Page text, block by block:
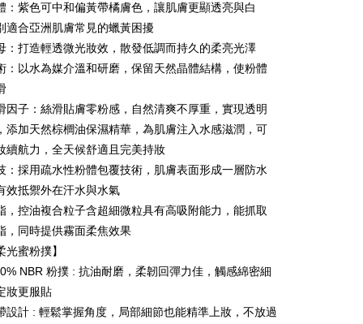
Perkhidmatan AFTEE Beli Sekarang Bayar
memilih AFTEE sebagai kaedah pembayaran, mesej
AFTEE akan muncul.
meneruskan pembayaran selepas pengesahan SMS.
diperlukan apabila pesanan disahkan. Produk akan
pesanan disahkan, anda akan menerima SMS pembayaran
aplikasi akan menerima pemberitahuan tolak aplikasi
diperlukan apabila anda menerima produk. Sila buat
di empat kedai serbaneka utama, ATM atau perbankan
dengan SMS pembayaran atau pemberitahuan tolak
bahawa tempoh pembayaran adalah 14 hari. Walau
bagi mereka yang telah memuat turun Aplikasi AFTEE
sehingga 45 hari.
ATM
款
| Penghantaran percuma untuk pesanan
lebih
取貨
| Penghantaran percuma untuk pesanan
lebih
付款
| Penghantaran percuma untuk pesanan
：紫色可中和偏黃帶橘膚色，讓肌膚更顯透亮與白
適合亞洲肌膚常見的蠟黃困擾
：打造輕透微光妝效，散發低調而持久的柔亮光澤
：以水為媒介溫和研磨，保留天然晶體結構，使粉體
因子：絲滑貼膚零粉感，自然清爽不厚重，實現透明
添加天然棕櫚油保濕精華，為肌膚注入水感滋潤，可
續航力，全天候舒適且完美持妝
：採用疏水性粉體包覆技術，肌膚表面形成一層防水
效抵禦外在汗水與水氣
，控油複合粒子含超細微粒具有高吸附能力，能抓取
，同時提供霧面柔焦效果
光蜜粉撲】
NBR 粉撲 : 抗油耐磨，柔韌回彈力佳，觸感綿密細
妝更服貼
設計 : 輕鬆掌握角度，局部細節也能精準上妝，不放過